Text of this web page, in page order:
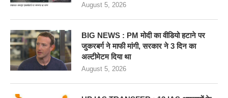
August 5, 2026
BIG NEWS : PM मोदी का वीडियो हटाने पर
जुकरबर्ग ने माफी मांगी, सरकार ने 3 दिन का
अल्टीमेटम दिया था
August 5, 2026